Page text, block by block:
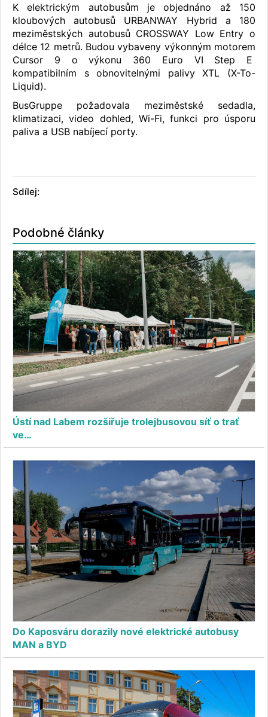
K elektrickým autobusům je objednáno až 150
kloubových autobusů URBANWAY Hybrid a 180
meziměstských autobusů CROSSWAY Low Entry o
délce 12 metrů. Budou vybaveny výkonným motorem
Cursor 9 o výkonu 360 Euro VI Step E
kompatibilním s obnovitelnými palivy XTL (X-To-
Liquid).
BusGruppe požadovala meziměstské sedadla,
klimatizaci, video dohled, Wi-Fi, funkci pro úsporu
paliva a USB nabíjecí porty.
Sdílej:
Podobné články
Ústí nad Labem rozšiřuje trolejbusovou síť o trať
ve…
Do Kaposváru dorazily nové elektrické autobusy
MAN a BYD